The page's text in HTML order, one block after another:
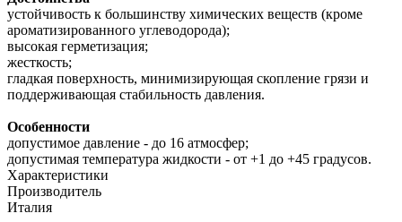
устойчивость к большинству химических веществ (кроме
ароматизированного углеводорода);
высокая герметизация;
жесткость;
гладкая поверхность, минимизирующая скопление грязи и
поддерживающая стабильность давления.
Особенности
допустимое давление - до 16 атмосфер;
допустимая температура жидкости - от +1 до +45 градусов.
Характеристики
Производитель
Италия